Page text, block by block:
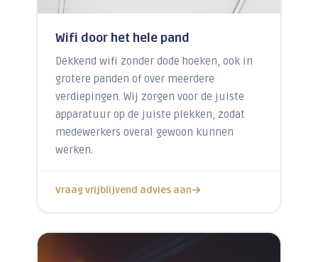
Wifi door het hele pand
Dekkend wifi zonder dode hoeken, ook in
grotere panden of over meerdere
verdiepingen. Wij zorgen voor de juiste
apparatuur op de juiste plekken, zodat
medewerkers overal gewoon kunnen
werken.
Vraag vrijblijvend advies aan